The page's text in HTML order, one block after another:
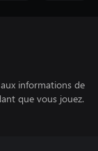
informations de
que vous jouez.